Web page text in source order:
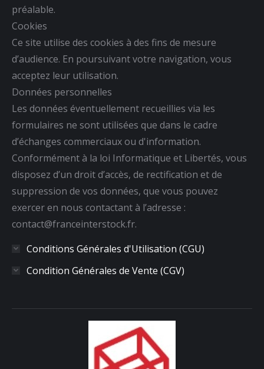
préalable.
Cookies
Ce site utilise des cookies à des fins de mesure
d’audience. En poursuivant votre navigation, vous
acceptez leur utilisation.
Données personnelles
Les données éventuellement recueillies via les
formulaires ne sont utilisées que dans le cadre
d’échanges commerciaux ou d'information.
Conformément à la loi Informatique et Libertés, vous
disposez d’un droit d’accès, de rectification et de
suppression de vos données, que vous pouvez
exercer en nous contactant à l’adresse :
contact@franceinterstock.fr.
Conditions Générales d'Utilisation (CGU)
Condition Générales de Vente (CGV)